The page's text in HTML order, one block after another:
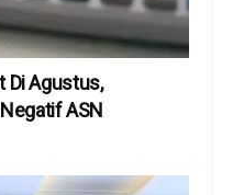
Di Agustus,
ASN